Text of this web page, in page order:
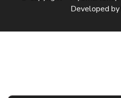
Developed by